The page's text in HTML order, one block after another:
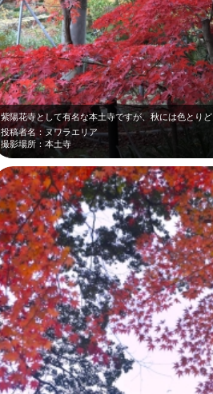
投稿者名：ヌワラエリア
撮影場所：本土寺